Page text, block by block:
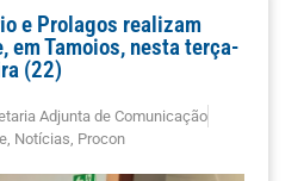
e Prolagos realizam
em Tamoios, nesta terça-
(22)
Adjunta de Comunicação
, Notícias Procon